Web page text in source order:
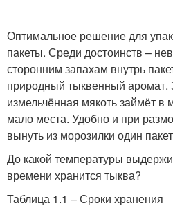
Оптимальное решение для
пакеты. Среди достоинств –
сторонним запахам внутрь
природный тыквенный аромат.
измельчённая мякоть займёт в
мало места. Удобно и при
вынуть из морозилки один
До какой температуры
времени хранится тыква?
Таблица 1.1 – Сроки хранения